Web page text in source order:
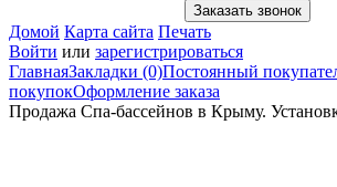
Заказать звонок
Домой Карта сайта Печать
Войти или зарегистрироваться
ГлавнаяЗакладки (0)Постоянный
покупокОформление заказа
Продажа Спа-бассейнов в Крыму.